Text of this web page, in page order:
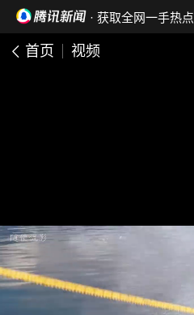
· 获取全网一手热点
首页 视频